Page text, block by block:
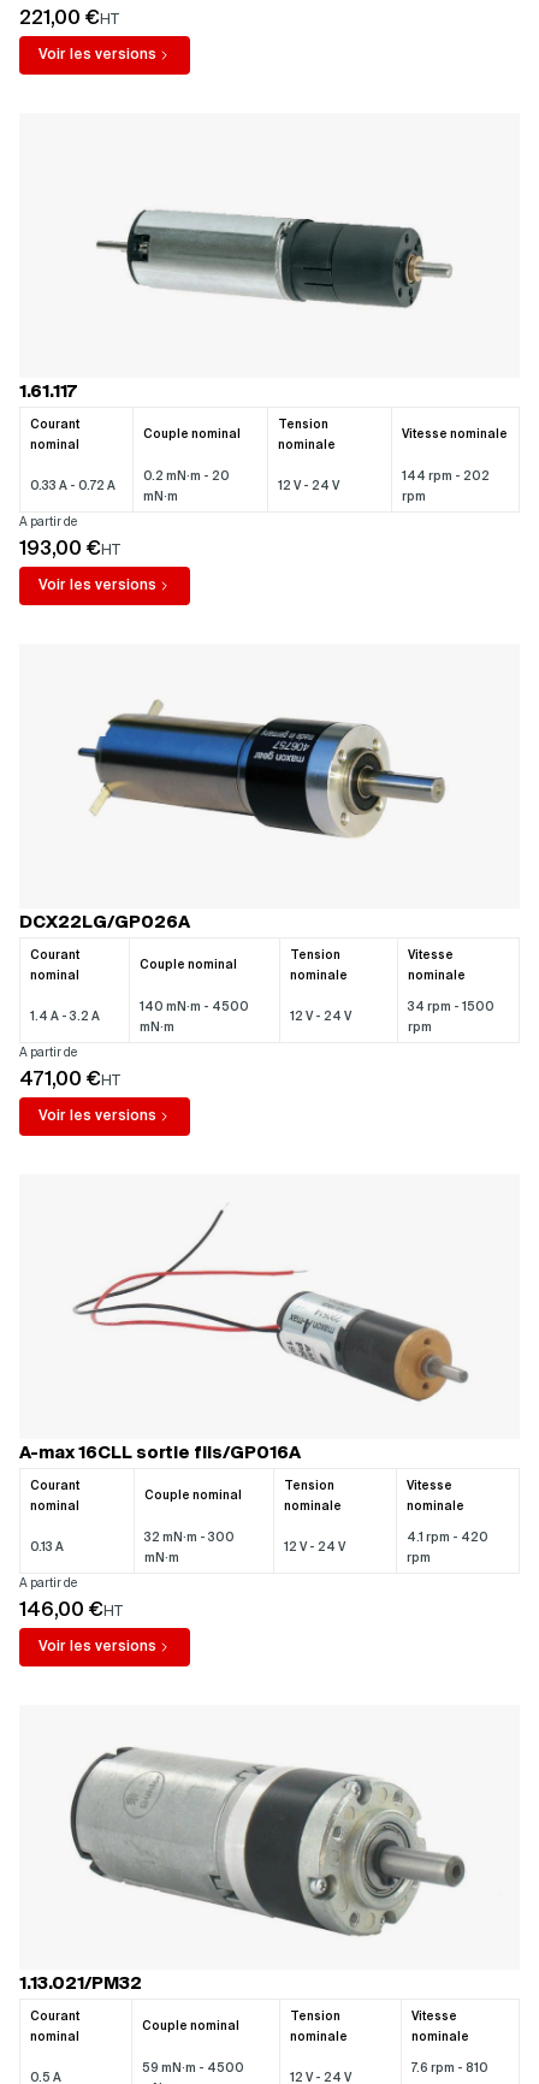
221,00 €HT
Voir les versions
1.61.117
Courant
nominal
Couple nominal
Tension
nominale
Vitesse nominale
0.33 A - 0.72 A
0.2 mN·m - 20
mN·m
12 V - 24 V
144 rpm - 202
rpm
A partir de
193,00 €HT
Voir les versions
DCX22LG/GP026A
Courant
nominal
Couple nominal
Tension
nominale
Vitesse
nominale
1.4 A - 3.2 A
140 mN·m - 4500
mN·m
12 V - 24 V
34 rpm - 1500
rpm
A partir de
471,00 €HT
Voir les versions
A-max 16CLL sortie fils/GP016A
Courant
nominal
Couple nominal
Tension
nominale
Vitesse
nominale
0.13 A
32 mN·m - 300
mN·m
12 V - 24 V
4.1 rpm - 420
rpm
A partir de
146,00 €HT
Voir les versions
1.13.021/PM32
Courant
nominal
Couple nominal
Tension
nominale
Vitesse
nominale
0.5 A
59 mN·m - 4500
12 V - 24 V
7.6 rpm - 810